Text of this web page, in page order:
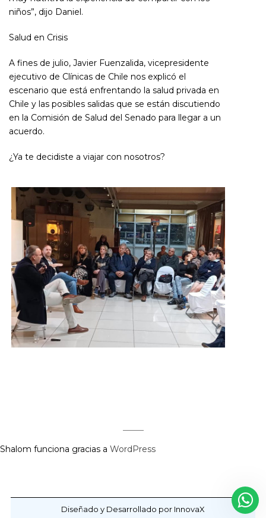
niños”, dijo Daniel.
Salud en Crisis
A fines de julio, Javier Fuenzalida, vicepresidente
ejecutivo de Clínicas de Chile nos explicó el
escenario que está enfrentando la salud privada en
Chile y las posibles salidas que se están discutiendo
en la Comisión de Salud del Senado para llegar a un
acuerdo.
¿Ya te decidiste a viajar con nosotros?
Shalom funciona gracias a WordPress
Diseñado y Desarrollado por InnovaX